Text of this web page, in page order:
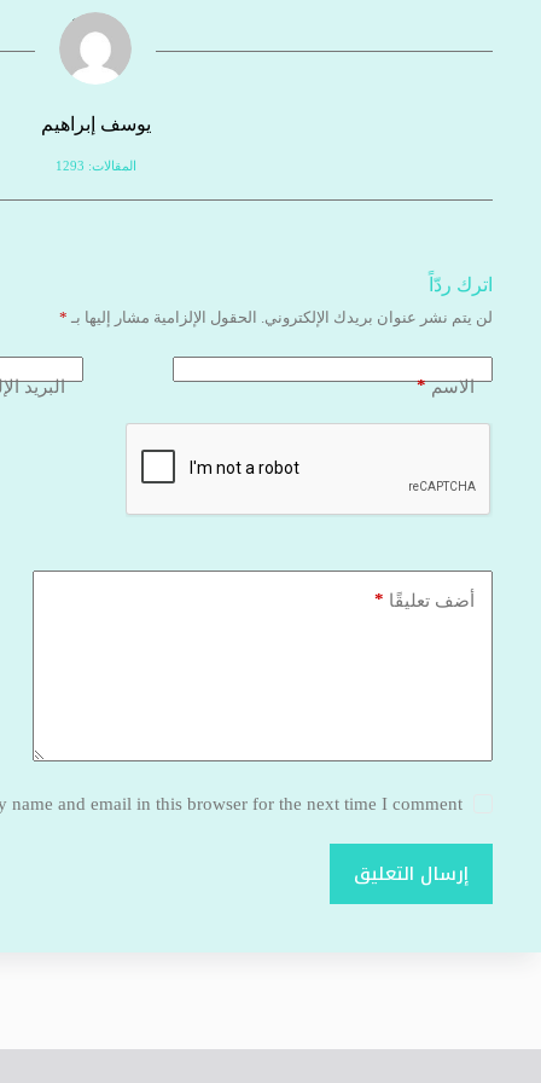
يوسف إبراهيم
المقالات: 1293
اترك ردّاً
لن يتم نشر عنوان بريدك الإلكتروني. الحقول الإلزامية مشار إليها بـ *
الاسم* البريد
أضف تعليقًا *
name and email in this browser for the next time I comment.
إرسال التعليق